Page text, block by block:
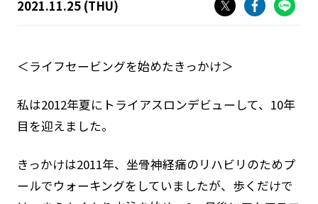
助けてサイン
プールで事故を起こさない
クラゲに刺されたら
ジュニアライフセービング
離岸流
サインフラッグを知っていま
身近にある水辺
2021.11.25 (THU)
＜ライフセービングを始めたきっかけ＞
私は2012年夏にトライアスロンデビューして、10年
目を迎えました。
きっかけは2011年、坐骨神経痛のリハビリのためプ
ールでウォーキングをしていましたが、歩くだけで